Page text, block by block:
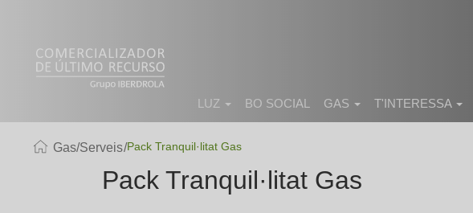
LUZ BO SOCIAL GAS T'INTERESSA
Gas Serveis Pack Tranquil·litat Gas
Pack Tranquil·litat Gas